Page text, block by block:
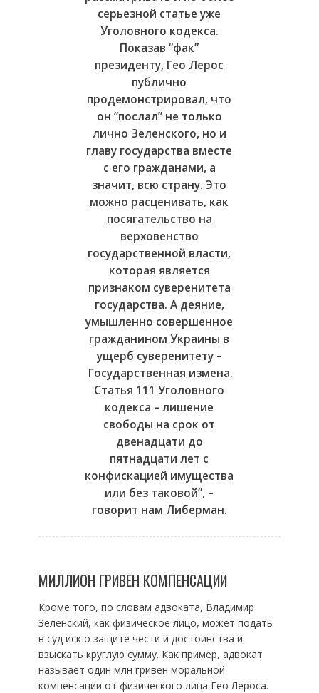
серьезной статье уже
Уголовного кодекса.
Показав “фак”
президенту, Гео Лерос
публично
продемонстрировал, что
он “послал” не только
лично Зеленского, но и
главу государства вместе
с его гражданами, а
значит, всю страну. Это
можно расценивать, как
посягательство на
верховенство
государственной власти,
которая является
признаком суверенитета
государства. А деяние,
умышленно совершенное
гражданином Украины в
ущерб суверенитету –
Государственная измена.
Статья 111 Уголовного
кодекса – лишение
свободы на срок от
двенадцати до
пятнадцати лет с
конфискацией имущества
или без таковой”, –
говорит нам Либерман.
МИЛЛИОН ГРИВЕН КОМПЕНСАЦИИ
Кроме того, по словам адвоката, Владимир
Зеленский, как физическое лицо, может подать
в суд иск о защите чести и достоинства и
взыскать круглую сумму. Как пример, адвокат
называет один млн гривен моральной
компенсации от физического лица Гео Лероса.